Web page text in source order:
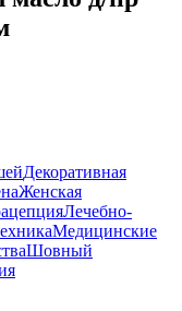
Декоративная
Женская
Лечебно-
Медицинские
Шовный